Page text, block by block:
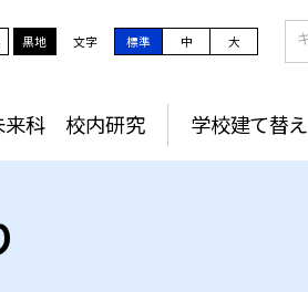
黒地 文字 標準 中 大
来科 校内研究 学校建て替え